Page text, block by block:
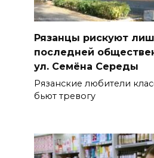
Рязанцы рискуют
последней
ул. Семёна Середы
Рязанские любители
бьют тревогу